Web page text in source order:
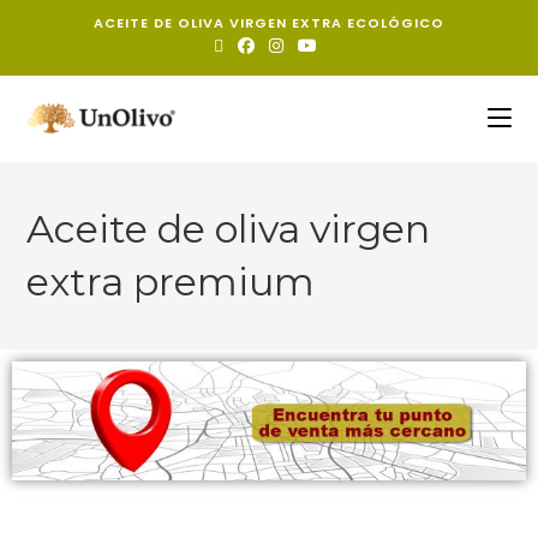
ACEITE DE OLIVA VIRGEN EXTRA ECOLÓGICO
Aceite de oliva virgen
extra premium